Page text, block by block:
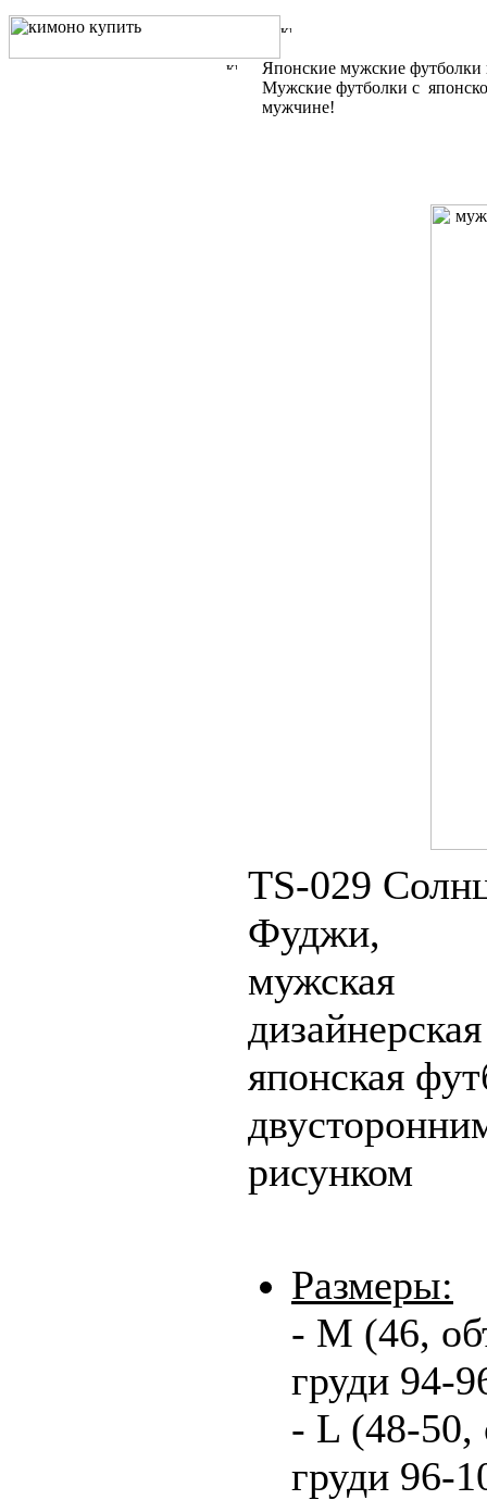
Японские мужские футболки
Мужские футболки с
мужчине!
TS-029
Фуджи,
мужская
дизайнерская
японская
рисунком
Размеры:
- М (46,
груди 94-
- L (48-50,
груди 96-